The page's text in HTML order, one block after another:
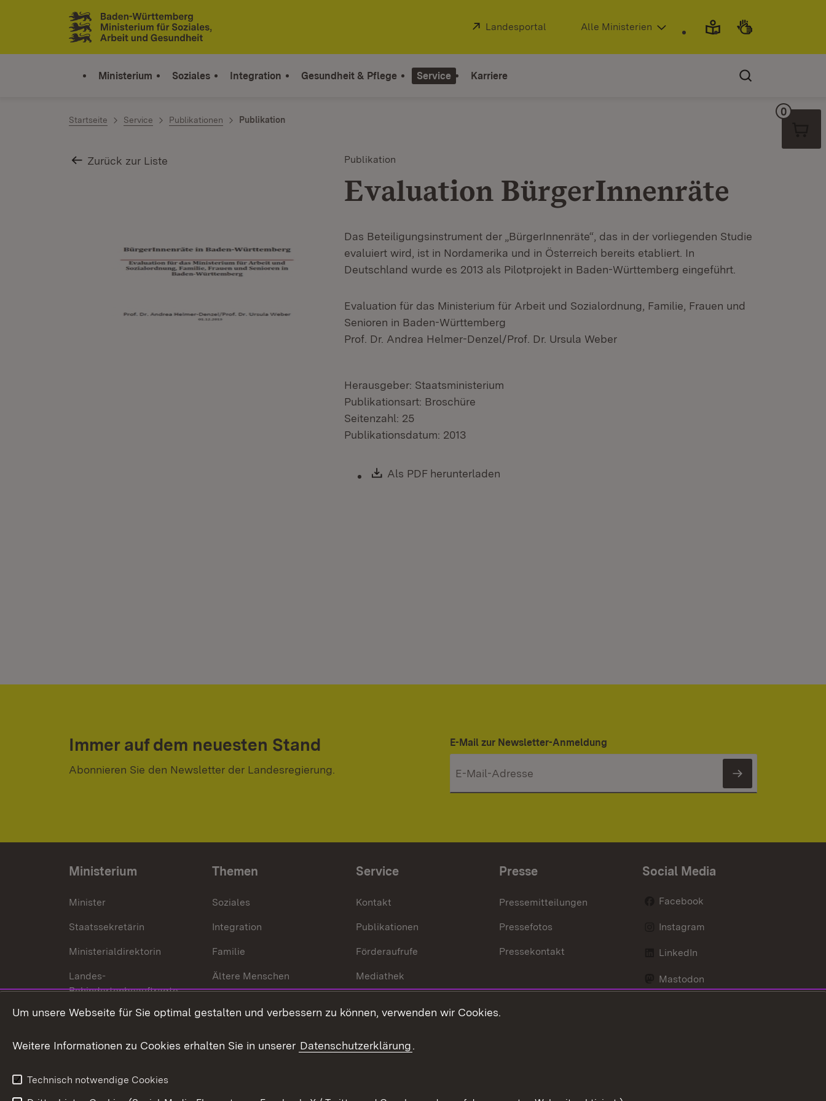
Zum Inhalt springen
Link zur Startseite
Extern:
Landesportal (Öffnet in neuem Fenster)
Alle Ministerien
Ministerium Soziales Integration Gesundheit & Pflege Service Karriere
Startseite Service Publikationen Publikation
Zurück zur Liste Publikation
Evaluation BürgerInnenräte
Das Beteiligungsinstrument der „BürgerInnenräte“, das in der vorliegenden Studie
evaluiert wird, ist in Nordamerika und in Österreich bereits etabliert. In
Deutschland wurde es 2013 als Pilotprojekt in Baden-Württemberg eingeführt.
Evaluation für das Ministerium für Arbeit und Sozialordnung, Familie, Frauen und
Senioren in Baden-Württemberg
Prof. Dr. Andrea Helmer-Denzel/Prof. Dr. Ursula Weber
Herausgeber: Staatsministerium
Publikationsart: Broschüre
Seitenzahl: 25
Publikationsdatum: 2013
Download:
Als PDF herunterladen
0
Immer auf dem neuesten Stand
Abonnieren Sie den Newsletter der Landesregierung.
E-Mail zur Newsletter-Anmeldung
Newsletter
Ministerium
Minister
Staatssekretärin
Ministerialdirektorin
Landes-
Behindertenbeauftragte
Bürgerreferent
Karriere
Themen
Soziales
Integration
Familie
Ältere Menschen
Behinderungen
Bürgerengagement
Service
Kontakt
Publikationen
Förderaufrufe
Mediathek
Presse
Pressemitteilungen
Pressefotos
Pressekontakt
Social Media
Facebook
Instagram
LinkedIn
Mastodon
Um unsere Webseite für Sie optimal gestalten und verbessern zu können, verwenden wir Cookies.
Weitere Informationen zu Cookies erhalten Sie in unserer Datenschutzerklärung.
Technisch notwendige Cookies